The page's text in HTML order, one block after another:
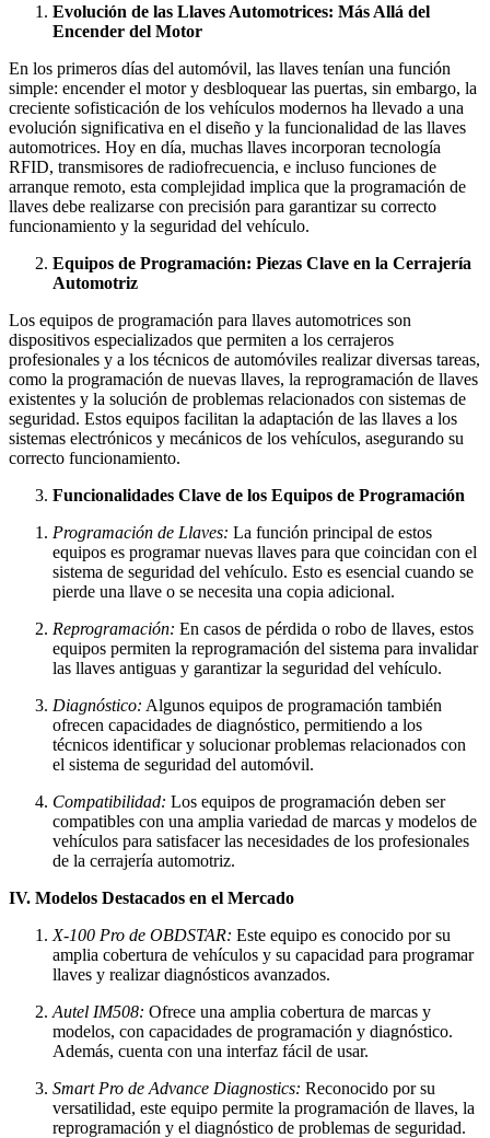
Evolución de las Llaves Automotrices: Más Allá del
Encender del Motor
En los primeros días del automóvil, las llaves tenían una función
simple: encender el motor y desbloquear las puertas, sin embargo, la
creciente sofisticación de los vehículos modernos ha llevado a una
evolución significativa en el diseño y la funcionalidad de las llaves
automotrices. Hoy en día, muchas llaves incorporan tecnología
RFID, transmisores de radiofrecuencia, e incluso funciones de
arranque remoto, esta complejidad implica que la programación de
llaves debe realizarse con precisión para garantizar su correcto
funcionamiento y la seguridad del vehículo.
Equipos de Programación: Piezas Clave en la Cerrajería
Automotriz
Los equipos de programación para llaves automotrices son
dispositivos especializados que permiten a los cerrajeros
profesionales y a los técnicos de automóviles realizar diversas tareas,
como la programación de nuevas llaves, la reprogramación de llaves
existentes y la solución de problemas relacionados con sistemas de
seguridad. Estos equipos facilitan la adaptación de las llaves a los
sistemas electrónicos y mecánicos de los vehículos, asegurando su
correcto funcionamiento.
Funcionalidades Clave de los Equipos de Programación
Programación de Llaves: La función principal de estos
equipos es programar nuevas llaves para que coincidan con el
sistema de seguridad del vehículo. Esto es esencial cuando se
pierde una llave o se necesita una copia adicional.
Reprogramación: En casos de pérdida o robo de llaves, estos
equipos permiten la reprogramación del sistema para invalidar
las llaves antiguas y garantizar la seguridad del vehículo.
Diagnóstico: Algunos equipos de programación también
ofrecen capacidades de diagnóstico, permitiendo a los
técnicos identificar y solucionar problemas relacionados con
el sistema de seguridad del automóvil.
Compatibilidad: Los equipos de programación deben ser
compatibles con una amplia variedad de marcas y modelos de
vehículos para satisfacer las necesidades de los profesionales
de la cerrajería automotriz.
IV. Modelos Destacados en el Mercado
X-100 Pro de OBDSTAR: Este equipo es conocido por su
amplia cobertura de vehículos y su capacidad para programar
llaves y realizar diagnósticos avanzados.
Autel IM508: Ofrece una amplia cobertura de marcas y
modelos, con capacidades de programación y diagnóstico.
Además, cuenta con una interfaz fácil de usar.
Smart Pro de Advance Diagnostics: Reconocido por su
versatilidad, este equipo permite la programación de llaves, la
reprogramación y el diagnóstico de problemas de seguridad.